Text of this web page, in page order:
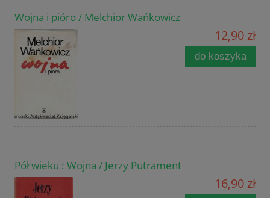
Wojna i pióro / Melchior Wańkowicz
12,90 zł
do koszyka
Pół wieku : Wojna / Jerzy Putrament
16,90 zł